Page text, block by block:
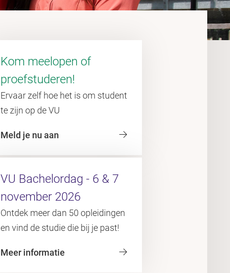
Kom meelopen of
proefstuderen!
Ervaar zelf hoe het is om student
te zijn op de VU
Meld je nu aan
VU Bachelordag - 6 & 7
november 2026
Ontdek meer dan 50 opleidingen
en vind de studie die bij je past!
Meer informatie